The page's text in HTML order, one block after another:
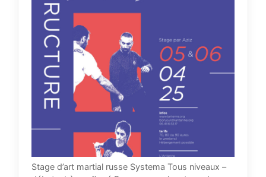
Stage d’art martial russe Systema Tous niveaux –